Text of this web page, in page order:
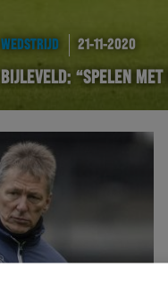
WEDSTRIJD 21-11-2020
BIJLEVELD: “SPELEN